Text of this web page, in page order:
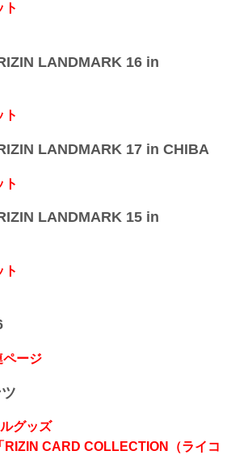
LANDMARK 16 in
LANDMARK 17 in CHIBA
LANDMARK 15 in
ージ
グッズ
CARD COLLECTION（ライコ